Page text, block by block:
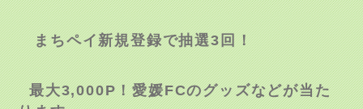
まちペイ新規登録で抽選3回！
最大3,000P！愛媛FCのグッズなどが当た